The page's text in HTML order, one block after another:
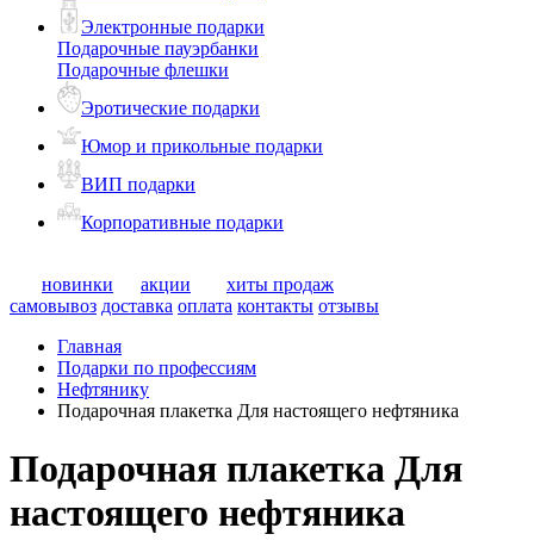
Электронные подарки
Подарочные пауэрбанки
Подарочные флешки
Эротические подарки
Юмор и прикольные подарки
ВИП подарки
Корпоративные подарки
новинки акции
хиты продаж
самовывоз доставка оплата контакты отзывы
Главная
Подарки по профессиям
Нефтянику
Подарочная плакетка Для настоящего нефтяника
Подарочная плакетка Для
настоящего нефтяника